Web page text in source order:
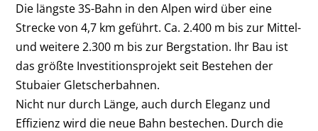
Die längste 3S-Bahn in den Alpen wird über eine
Strecke von 4,7 km geführt. Ca. 2.400 m bis zur Mittel-
und weitere 2.300 m bis zur Bergstation. Ihr Bau ist
das größte Investitionsprojekt seit Bestehen der
Stubaier Gletscherbahnen.
Nicht nur durch Länge, auch durch Eleganz und
Effizienz wird die neue Bahn bestechen. Durch die